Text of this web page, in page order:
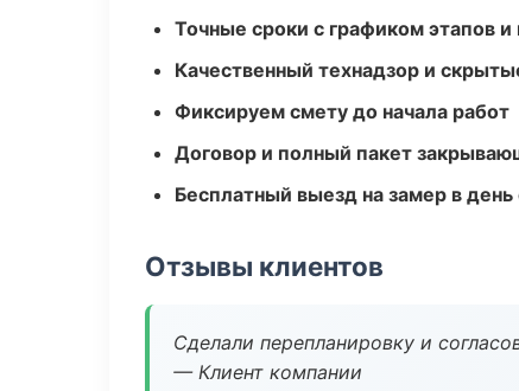
Точные сроки с графиком этапов
Качественный технадзор и
Фиксируем смету до начала работ
Договор и полный пакет
Бесплатный выезд на замер в
Отзывы клиентов
Сделали перепланировку и
— Клиент компании